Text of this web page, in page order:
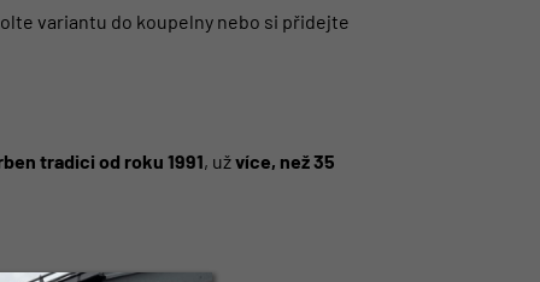
variantu do koupelny nebo si přidejte
tradici od roku 1991, užvíce, než 35